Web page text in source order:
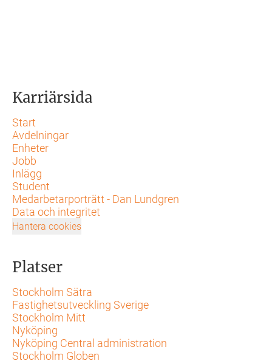
Karriärsida
Start
Avdelningar
Enheter
Jobb
Inlägg
Student
Medarbetarporträtt - Dan Lundgren
Data och integritet
Hantera cookies
Platser
Stockholm Sätra
Fastighetsutveckling Sverige
Stockholm Mitt
Nyköping
Nyköping Central administration
Stockholm Globen